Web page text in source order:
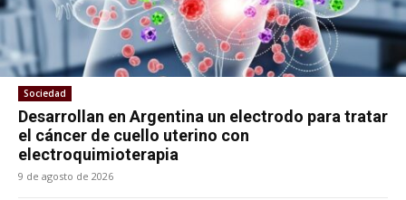
Sociedad
Desarrollan en Argentina un electrodo para tratar
el cáncer de cuello uterino con
electroquimioterapia
9 de agosto de 2026